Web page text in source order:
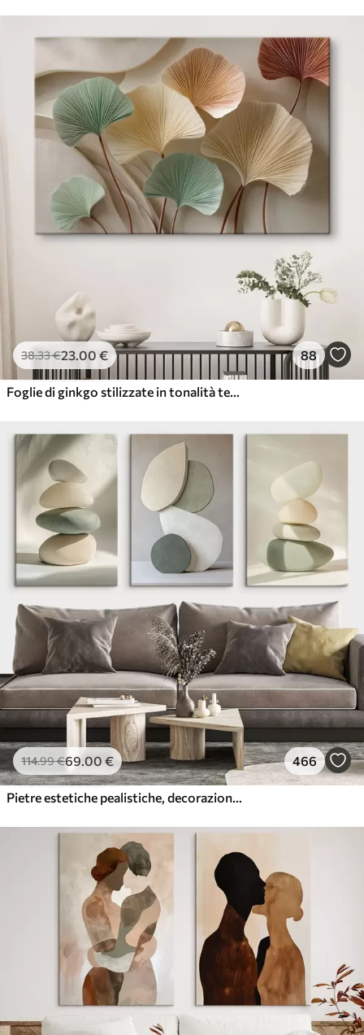
38.33€23.00 € 88
Foglie di ginkgo stilizzate in tonalità tenui
114.99€69.00 € 466
Pietre estetiche pealistiche, decorazione della casa, illuminazione naturale